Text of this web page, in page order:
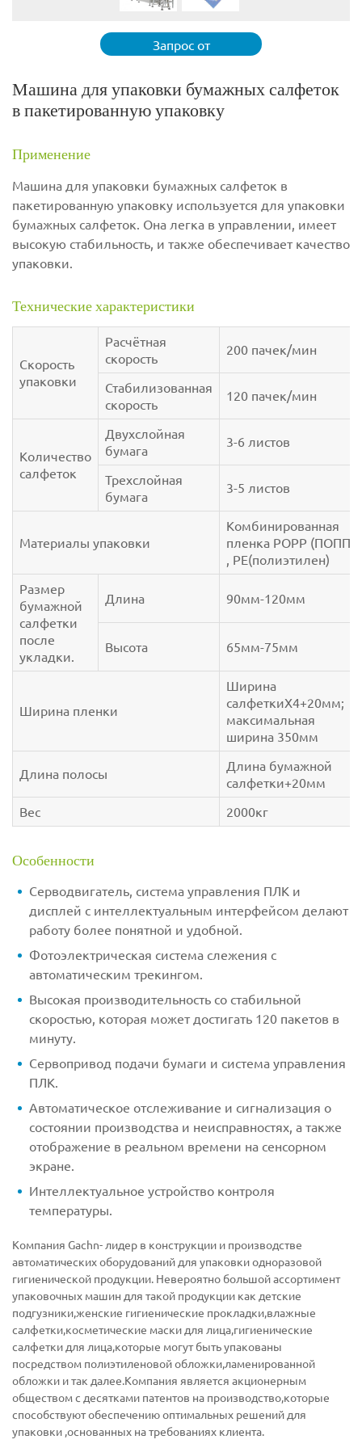
Запрос от
Машина для упаковки бумажных салфеток
в пакетированную упаковку
Применение
Машина для упаковки бумажных салфеток в
пакетированную упаковку используется для упаковки
бумажных салфеток. Она легка в управлении, имеет
высокую стабильность, и также обеспечивает качество
упаковки.
Технические характеристики
Скорость
упаковки
Расчётная
скорость
200 пачек/мин
Стабилизованная
скорость
120 пачек/мин
Количество
салфеток
Двухслойная
бумага
3-6 листов
Трехслойная
бумага
3-5 листов
Материалы упаковки
Комбинированная
пленка POPP (ПОПП)
, PE(полиэтилен)
Размер
бумажной
салфетки
после
укладки.
Длина 90мм-120мм
Высота 65мм-75мм
Ширина пленки
Ширина
салфеткиX4+20мм;
максимальная
ширина 350мм
Длина полосы
Длина бумажной
салфетки+20мм
Вес
2000кг
Особенности
Серводвигатель, система управления ПЛК и
дисплей с интеллектуальным интерфейсом делают
работу более понятной и удобной.
Фотоэлектрическая система слежения c
автоматическим трекингом.
Высокая производительность со стабильной
скоростью, которая может достигать 120 пакетов в
минуту.
Сервопривод подачи бумаги и система управления
ПЛК.
Автоматическое отслеживание и сигнализация о
состоянии производства и неисправностях, а также
отображение в реальном времени на сенсорном
экране.
Интеллектуальное устройство контроля
температуры.
Компания Gachn- лидер в конструкции и производстве
автоматических оборудований для упаковки одноразовой
гигиенической продукции. Невероятно большой ассортимент
упаковочных машин для такой продукции как детские
подгузники,женские гигиенические прокладки,влажные
салфетки,косметические маски для лица,гигиенические
салфетки для лица,которые могут быть упакованы
посредством полиэтиленовой обложки,ламенированной
обложки и так далее.Компания является акционерным
обществом с десятками патентов на производство,которые
способствуют обеспечению оптимальных решений для
упаковки ,основанных на требованиях клиента.